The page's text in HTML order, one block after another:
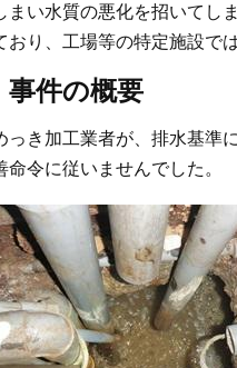
まい水質の悪化を招いてし
おり、工場等の特定施設で
事件の概要
っき加工業者が、排水基準
命令に従いませんでした。